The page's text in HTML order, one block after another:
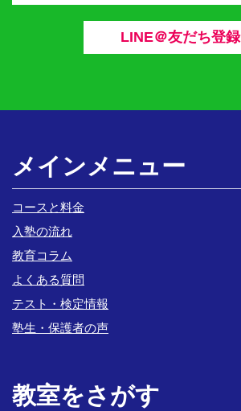
LINE＠友だち登録
メインメニュー
コースと料金
入塾の流れ
教育コラム
よくある質問
テスト・検定情報
塾生・保護者の声
教室をさがす